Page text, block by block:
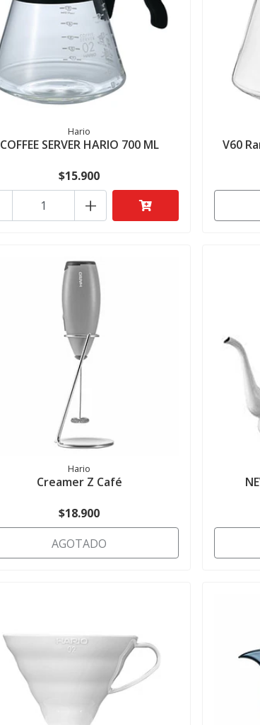
Hario
COFFEE SERVER HARIO 700 ML
$15.900
+
V60
Hario
Creamer Z Café
$18.900
AGOTADO